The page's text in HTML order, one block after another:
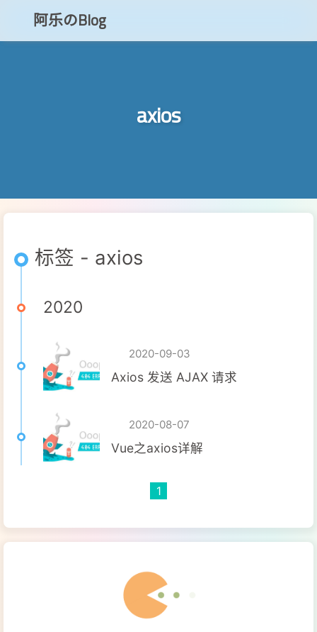
阿乐のBlog
axios
标签 - axios
2020
2020-09-03
Axios 发送 AJAX 请求
2020-08-07
Vue之axios详解
1